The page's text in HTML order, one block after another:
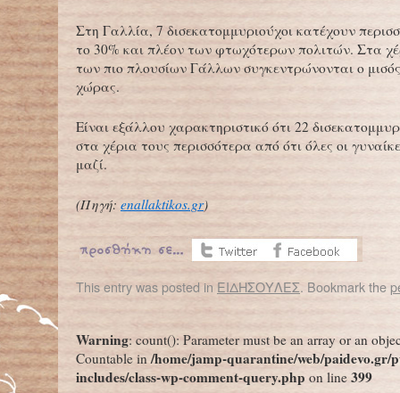
Στη Γαλλία, 7 δισεκατομμυριούχοι κατέχουν
το 30% και πλέον των φτωχότερων πολιτών. Στα
των πιο πλουσίων Γάλλων συγκεντρώνονται ο
χώρας.
Είναι εξάλλου χαρακτηριστικό ότι 22
στα χέρια τους περισσότερα από ότι όλες οι
μαζί.
(Πηγή: enallaktikos.gr)
This entry was posted in ΕΙΔΗΣΟΥΛΕΣ. Bookmark the
Warning: count(): Parameter must be an array or an
Countable in/home/jamp-quarantine/web/paidevo.gr/
includes/class-wp-comment-query.php on line 399